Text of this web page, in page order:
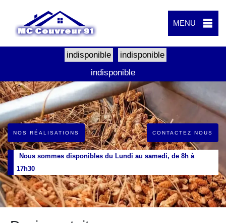
MENU
indisponible
indisponible
indisponible
NOS RÉALISATIONS CONTACTEZ NOUS
Nous sommes disponibles du Lundi au samedi, de 8h à
17h30